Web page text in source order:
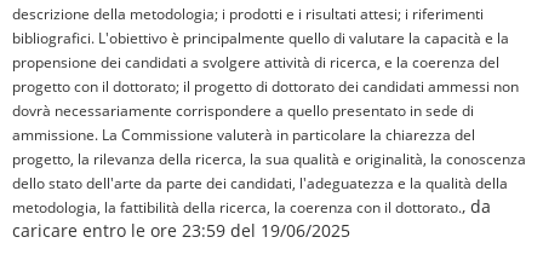
descrizione della metodologia; i prodotti e i risultati attesi; i riferimenti
bibliografici. L'obiettivo è principalmente quello di valutare la capacità e la
propensione dei candidati a svolgere attività di ricerca, e la coerenza del
progetto con il dottorato; il progetto di dottorato dei candidati ammessi non
dovrà necessariamente corrispondere a quello presentato in sede di
ammissione. La Commissione valuterà in particolare la chiarezza del
progetto, la rilevanza della ricerca, la sua qualità e originalità, la conoscenza
dello stato dell'arte da parte dei candidati, l'adeguatezza e la qualità della
metodologia, la fattibilità della ricerca, la coerenza con il dottorato., da
caricare entro le ore 23:59 del 19/06/2025